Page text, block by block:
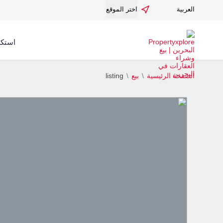
العربية اختر الموقع
الصفحة الرئيسية بيع listing